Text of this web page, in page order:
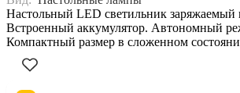
Настольный LED светильник заряжаемый
Встроенный аккумулятор. Автономный
Компактный размер в сложенном